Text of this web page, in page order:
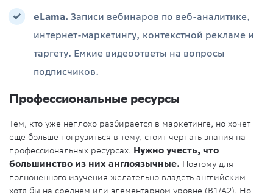
eLama. Записи вебинаров по веб-аналитике,
интернет-маркетингу, контекстной рекламе и
таргету. Емкие видеоответы на вопросы
подписчиков.
Профессиональные ресурсы
Тем, кто уже неплохо разбирается в маркетинге, но хочет
еще больше погрузиться в тему, стоит черпать знания на
профессиональных ресурсах. Нужно учесть, что
большинство из них англоязычные. Поэтому для
полноценного изучения желательно владеть английским
хотя бы на среднем или элементарном уровне (B1/A2). Но